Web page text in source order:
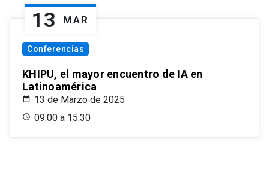
13 MAR
Conferencias
KHIPU, el mayor encuentro de IA en
Latinoamérica
13 de Marzo de 2025
09:00 a 15:30